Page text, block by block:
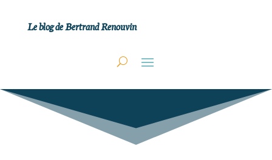
Le blog de Bertrand Renouvin